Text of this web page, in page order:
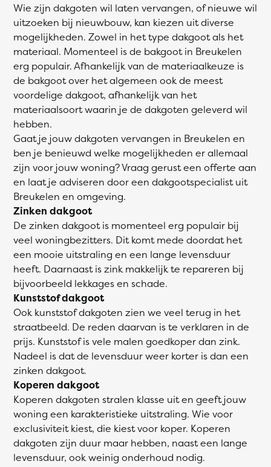
Wie zijn dakgoten wil laten vervangen, of nieuwe wil
uitzoeken bij nieuwbouw, kan kiezen uit diverse
mogelijkheden. Zowel in het type dakgoot als het
materiaal. Momenteel is de bakgoot in Breukelen
erg populair. Afhankelijk van de materiaalkeuze is
de bakgoot over het algemeen ook de meest
voordelige dakgoot, afhankelijk van het
materiaalsoort waarin je de dakgoten geleverd wil
hebben.
Gaat je jouw dakgoten vervangen in Breukelen en
ben je benieuwd welke mogelijkheden er allemaal
zijn voor jouw woning? Vraag gerust een offerte aan
en laat je adviseren door een dakgootspecialist uit
Breukelen en omgeving.
Zinken dakgoot
De zinken dakgoot is momenteel erg populair bij
veel woningbezitters. Dit komt mede doordat het
een mooie uitstraling en een lange levensduur
heeft. Daarnaast is zink makkelijk te repareren bij
bijvoorbeeld lekkages en schade.
Kunststof dakgoot
Ook kunststof dakgoten zien we veel terug in het
straatbeeld. De reden daarvan is te verklaren in de
prijs. Kunststof is vele malen goedkoper dan zink.
Nadeel is dat de levensduur weer korter is dan een
zinken dakgoot.
Koperen dakgoot
Koperen dakgoten stralen klasse uit en geeft jouw
woning een karakteristieke uitstraling. Wie voor
exclusiviteit kiest, die kiest voor koper. Koperen
dakgoten zijn duur maar hebben, naast een lange
levensduur, ook weinig onderhoud nodig.